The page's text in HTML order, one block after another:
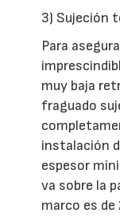
3) Sujeción
Para
muy baja
fraguado
instalación
espesor
va sobre la
marco es de